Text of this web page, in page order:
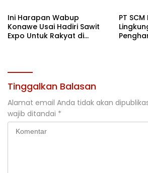
Ini Harapan Wabup
Konawe Usai Hadiri Sawit
Expo Untuk Rakyat di
PT
Tinggalkan Balasan
Alamat email Anda tidak akan
wajib ditandai *